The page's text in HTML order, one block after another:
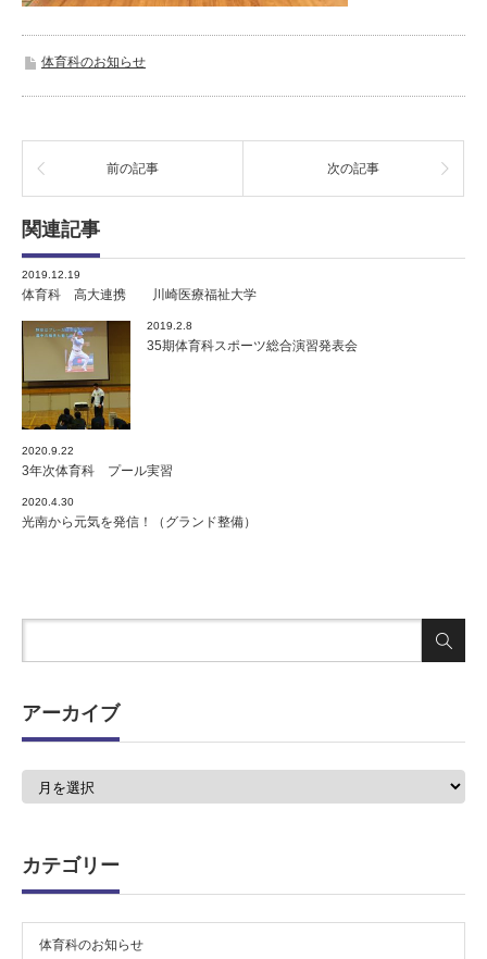
体育科のお知らせ
前の記事 次の記事
関連記事
2019.12.19
体育科 高大連携 川崎医療福祉大学
2019.2.8
35期体育科スポーツ総合演習発表会
2020.9.22
3年次体育科 プール実習
2020.4.30
光南から元気を発信！（グランド整備）
アーカイブ
ア
カテゴリー
体育科のお知らせ